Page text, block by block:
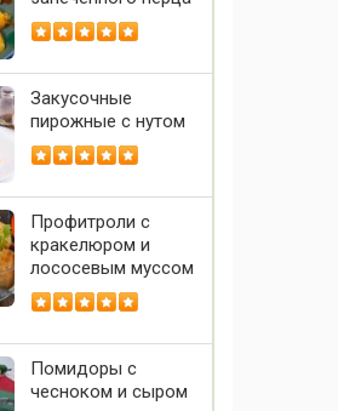
Закусочные
пирожные с нутом
Профитроли с
кракелюром и
лососевым муссом
Помидоры с
чесноком и сыром